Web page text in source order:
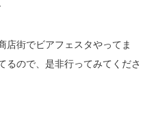
店街でビアフェスタやってま
るので、是非行ってみてくださ